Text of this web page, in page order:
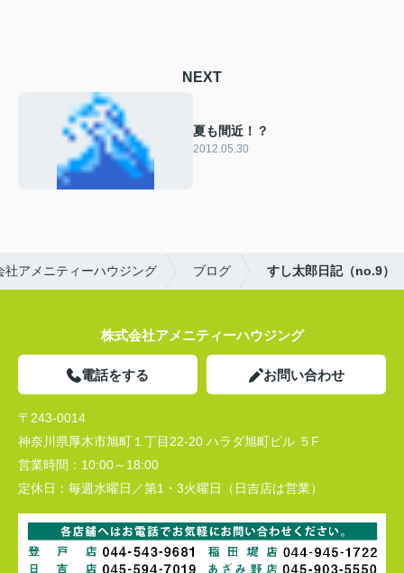
NEXT
夏も間近！？
2012.05.30
アメニティーハウジング ブログ すし太郎日記（no.9）
株式会社アメニティーハウジング
電話をする お問い合わせ
〒243-0014
神奈川県厚木市旭町１丁目22-20 ハラダ旭町ビル ５F
営業時間： 10:00～18:00
定休日： 毎週水曜日／第1・3火曜日（日吉店は営業）